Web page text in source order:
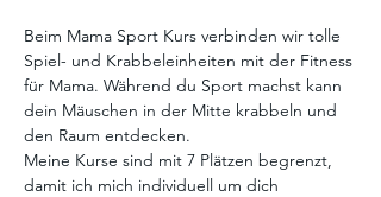
Beim Mama Sport Kurs verbinden wir tolle
Spiel- und Krabbeleinheiten mit der Fitness
für Mama. Während du Sport machst kann
dein Mäuschen in der Mitte krabbeln und
den Raum entdecken.
Meine Kurse sind mit 7 Plätzen begrenzt,
damit ich mich individuell um dich